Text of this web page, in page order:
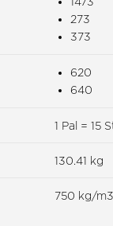
273
373
620
640
1 Pal = 15
130.41 kg
750 kg/m3